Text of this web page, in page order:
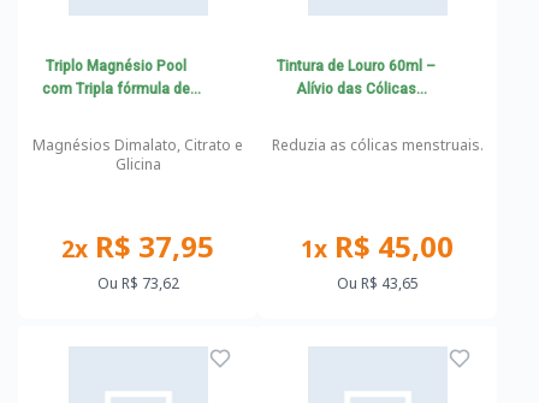
Triplo Magnésio Pool
com Tripla fórmula de
Magnésios Dimalato, Citrato e
Glicina
2x R$ 37,95
Ou R$ 73,62
Tintura de Louro 60ml –
Alívio das Cólicas
Reduzia as cólicas menstruais.
1x R$ 45,00
Ou R$ 43,65